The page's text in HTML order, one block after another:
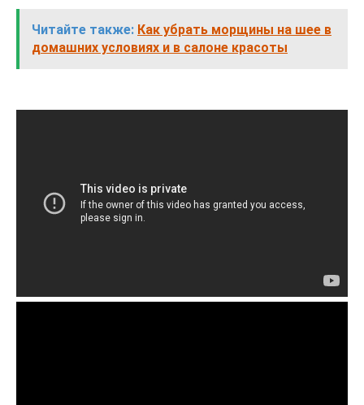
Читайте также: Как убрать морщины на шее в
домашних условиях и в салоне красоты